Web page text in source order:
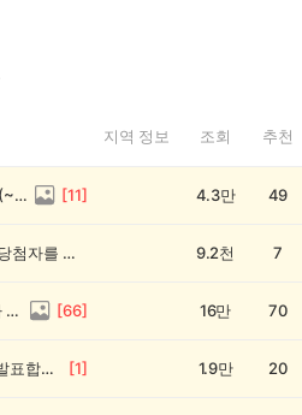
지역 정보 조회 추천
전원 1,000캐시! 🥳 우리 동네 썰전 14회차 OPEN (~8/17) [11] 4.3만 49
💰[당첨자 발표] 26회차 우리 동네 정보왕 이벤트 당첨자를 발표합니다! 9.2천 7
💸 전원 2,000캐시 지급! 우리 동네 정보왕 27회차 (~8/10) [66] 16만 70
💰[당첨자 발표] 우리 동네 썰전 12회차 당첨자를 발표합니다! [1] 1.9만 20